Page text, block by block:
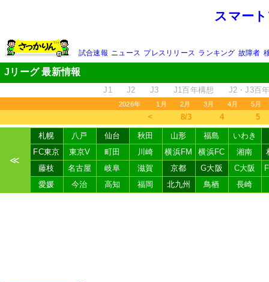
スマー
試合速報 ニュース プレスリリース ランキング 故障者
Jリーグ 最新情報
J1 J2 J3 J1百年構想 J2・J3百
2026年 1月 2月 3月 4月 5月
＜ 8/3 4 5
≪
札幌 八戸 仙台 秋田 山形 福島
いわき
FC東京
東京V 町田 川崎 横浜FM 横浜FC 湘南
藤枝
名古屋 岐阜 滋賀 京都 G大阪 C大阪
愛媛
今治 高知 福岡 北九州 鳥栖 長崎